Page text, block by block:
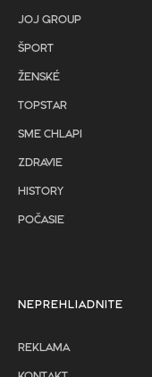
JOJ GROUP
ŠPORT
ŽENSKÉ
TOPSTAR
SME CHLAPI
ZDRAVIE
HISTORY
POČASIE
NEPREHLIADNITE
REKLAMA